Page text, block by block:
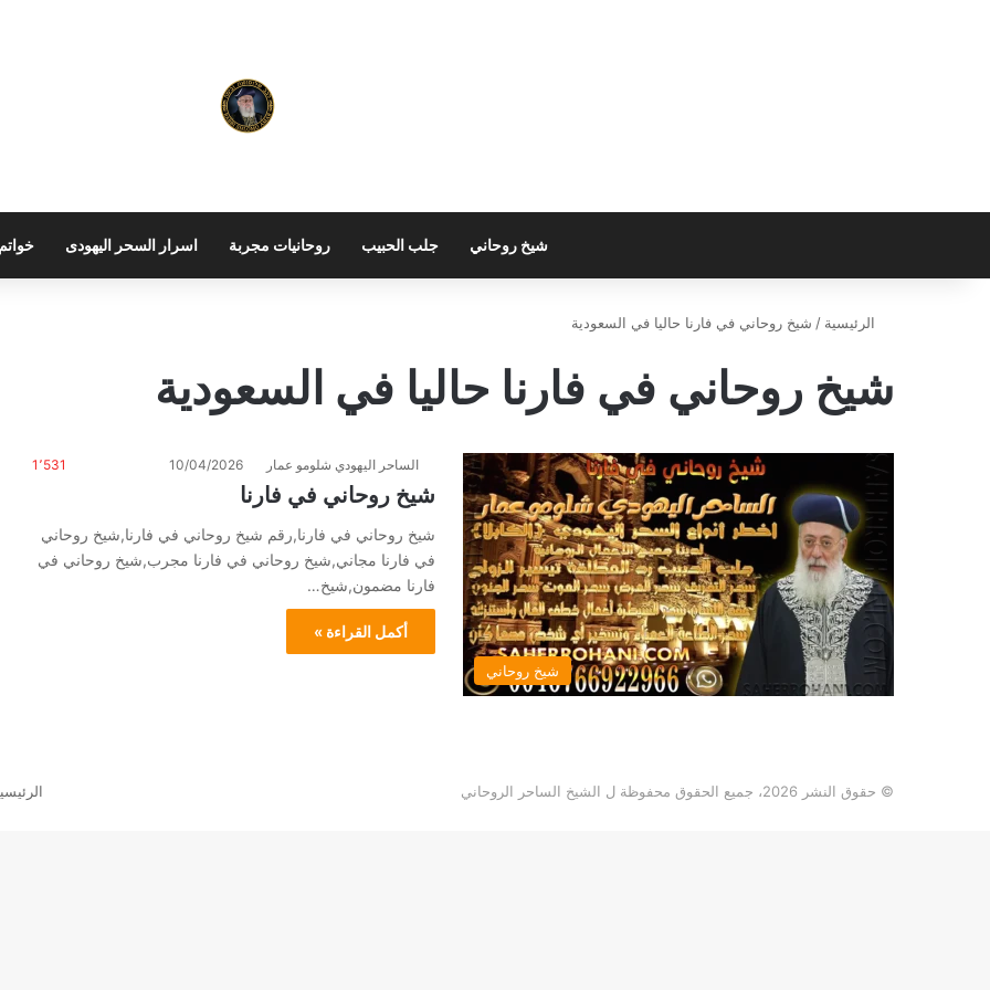
شيخ روحاني جلب الحبيب روحانيات مجربة اسرار السحر اليهودى
الرئيسية / شيخ روحاني في فارنا حاليا في السعودية
شيخ روحاني في فارنا حاليا في السعودية
شيخ روحاني
الساحر اليهودي شلومو عمار 10/04/2026 1٬531
شيخ روحاني في فارنا
شيخ روحاني في فارنا,رقم شيخ روحاني في فارنا,شيخ روحاني
في فارنا مجاني,شيخ روحاني في فارنا مجرب,شيخ روحاني في
فارنا مضمون,شيخ…
أكمل القراءة »
© حقوق النشر 2026، جميع الحقوق محفوظة ل الشيخ الساحر الروحاني